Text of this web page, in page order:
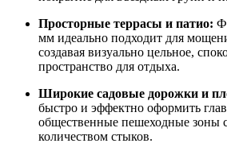
Просторные террасы и патио:
мм идеально подходит для
создавая визуально цельное,
пространство для отдыха.
Широкие садовые дорожки и
быстро и эффектно оформить
общественные пешеходные зоны
количеством стыков.